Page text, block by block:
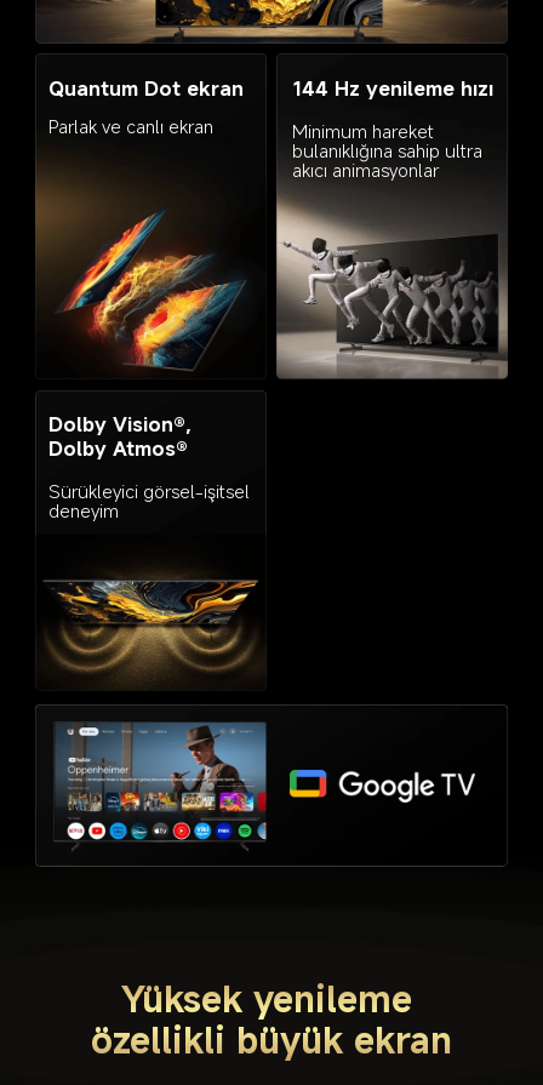
Quantum Dot ekran
Parlak ve canlı ekran
144 Hz yenileme hızı
Minimum hareket
bulanıklığına sahip ultra
akıcı animasyonlar
Dolby Vision®,
Dolby Atmos®
Sürükleyici görsel-işitsel
deneyim
Yüksek yenileme
özellikli büyük ekran